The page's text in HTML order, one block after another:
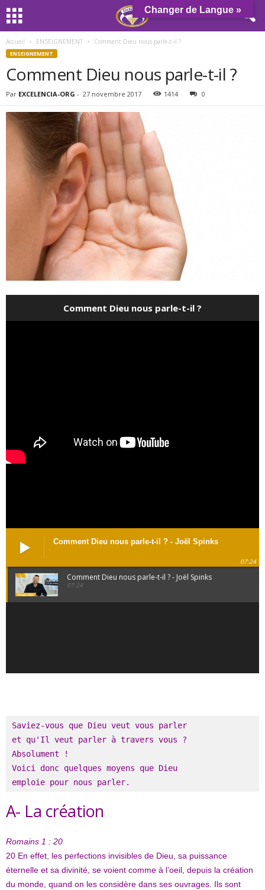
Accueil ENSEIGNEMENT Comment Dieu nous parle-t-il ?
ENSEIGNEMENT
Comment Dieu nous parle-t-il ?
Par EXCELENCIA-ORG - 27 novembre 2017 1414 0
Comment Dieu nous parle-t-il ?
Comment Dieu nous parle-t-il ? - Joël Spinks
07:24
Comment Dieu nous parle-t-il ? - Joël Spinks
07:24
Saviez-vous que Dieu veut vous parler
et qu'Il veut parler à travers vous ?
Absolument !
Voici donc quelques moyens que Dieu
emploie pour nous parler.
A- La création
Romains 1 : 20
20 En effet, les perfections invisibles de Dieu, sa puissance
éternelle et sa divinité, se voient comme à l’oeil, depuis la création
du monde, quand on les considère dans ses ouvrages. Ils sont
Changer de Langue »